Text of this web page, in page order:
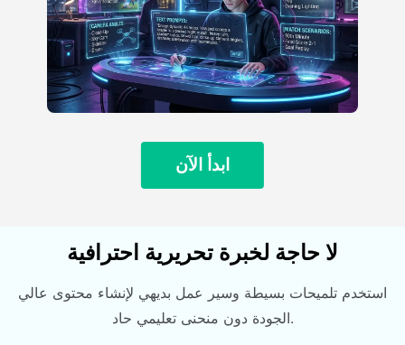
ابدأ الآن
لا حاجة لخبرة تحريرية احترافية
استخدم تلميحات بسيطة وسير عمل بديهي لإنشاء محتوى عالي
الجودة دون منحنى تعليمي حاد.